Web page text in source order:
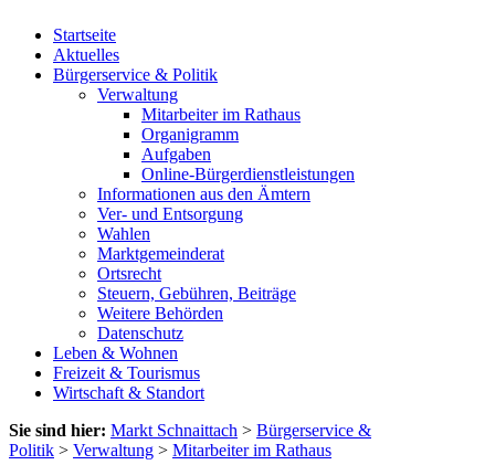
Startseite
Aktuelles
Bürgerservice & Politik
Verwaltung
Mitarbeiter im Rathaus
Organigramm
Aufgaben
Online-Bürgerdienstleistungen
Informationen aus den Ämtern
Ver- und Entsorgung
Wahlen
Marktgemeinderat
Ortsrecht
Steuern, Gebühren, Beiträge
Weitere Behörden
Datenschutz
Leben & Wohnen
Freizeit & Tourismus
Wirtschaft & Standort
Sie sind hier: Markt Schnaittach > Bürgerservice &
Politik > Verwaltung > Mitarbeiter im Rathaus